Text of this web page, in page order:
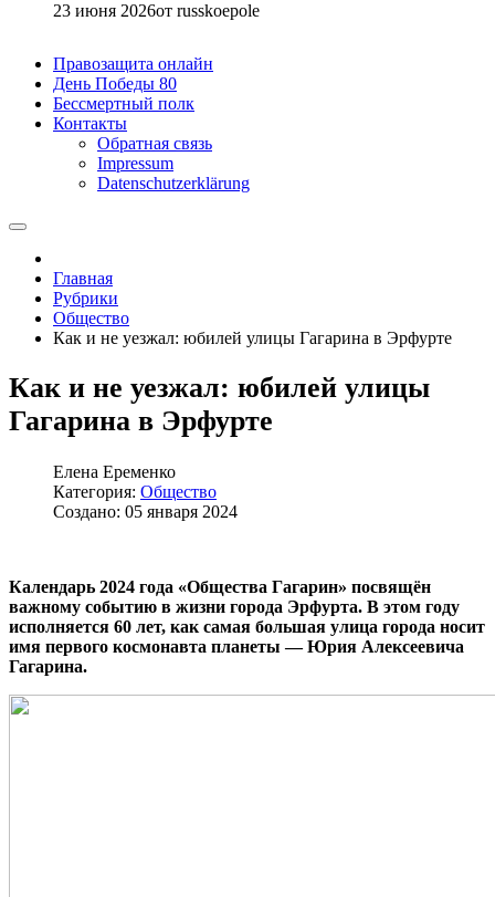
23 июня 2026от russkoepole
Правозащита онлайн
День Победы 80
Бессмертный полк
Контакты
Обратная связь
Impressum
Datenschutzerklärung
Главная
Рубрики
Общество
Как и не уезжал: юбилей улицы Гагарина в Эрфурте
Как и не уезжал: юбилей улицы
Гагарина в Эрфурте
Елена Еременко
Категория: Общество
Создано: 05 января 2024
Календарь 2024 года «Общества Гагарин» посвящён
важному событию в жизни города Эрфурта. В этом году
исполняется 60 лет, как самая большая улица города носит
имя первого космонавта планеты — Юрия Алексеевича
Гагарина.